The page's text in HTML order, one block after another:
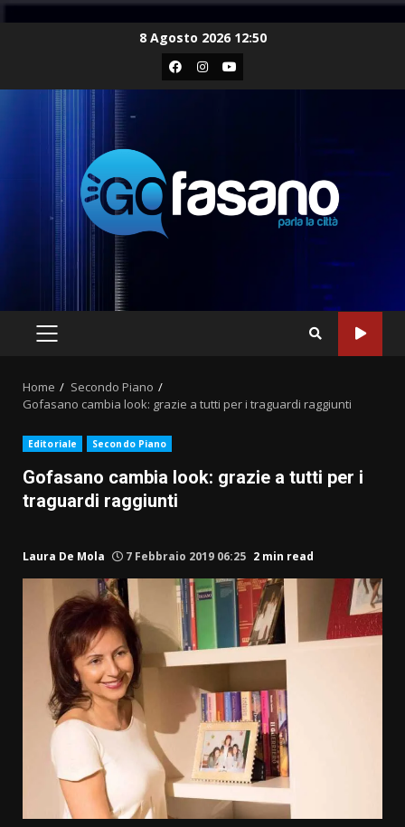
8 Agosto 2026 12:50
Facebook
Instagram
Youtube
PRIMARY
Home
Secondo Piano
Gofasano cambia look: grazie a tutti per i traguardi raggiunti
Editoriale Secondo Piano
Gofasano cambia look: grazie a tutti per i
traguardi raggiunti
Laura De Mola 7 Febbraio 2019 06:25 2 min read